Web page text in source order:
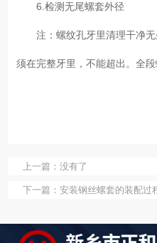
6.检测无尾螺套外径
注：螺纹孔牙里清理干净无
须在完整牙里，不能超出。全段
上一篇： 没有了
下一篇： 安装钢丝螺套的装配过